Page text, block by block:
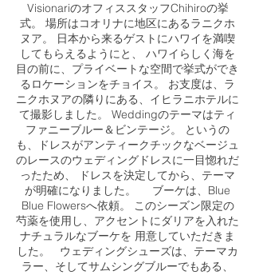
VisionariのオフィススタッフChihiroの挙
式。 場所はコオリナに地区にあるラニクホ
ヌア。 日本から来るゲストにハワイを満喫
してもらえるようにと、 ハワイらしく海を
目の前に、プライベートな空間で挙式ができ
るロケーションをチョイス。 お支度は、ラ
ニクホヌアの隣りにある、イヒラニホテルに
て撮影しました。 Weddingのテーマはティ
ファニーブルー＆ビンテージ。 というの
も、ドレスがアンティークチックなベージュ
のレースのウェディングドレスに一目惚れだ
ったため、 ドレスを決定してから、テーマ
が明確になりました。 ブーケは、Blue
Blue Flowersへ依頼。 このシーズン限定の
芍薬を使用し、アクセントにダリアを入れた
ナチュラルなブーケを 用意していただきま
した。 ウェディングシューズは、テーマカ
ラー、そしてサムシングブルーでもある、